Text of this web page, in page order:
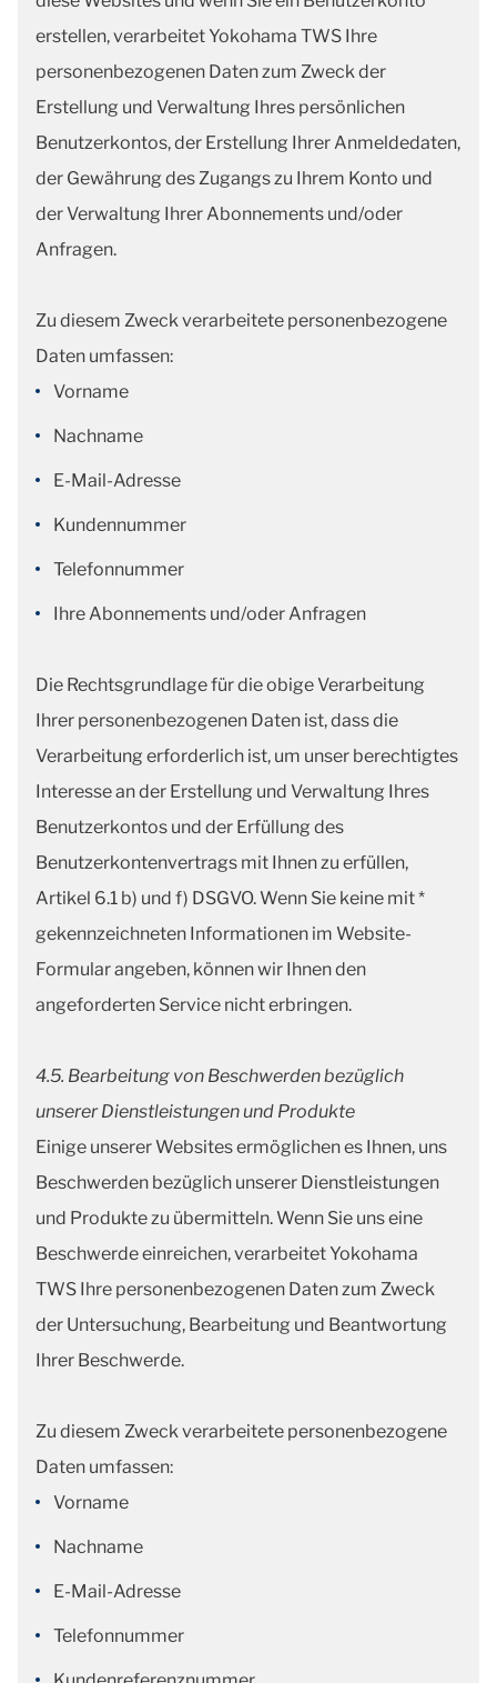
erstellen, verarbeitet Yokohama TWS Ihre
personenbezogenen Daten zum Zweck der
Erstellung und Verwaltung Ihres persönlichen
Benutzerkontos, der Erstellung Ihrer Anmeldedaten,
der Gewährung des Zugangs zu Ihrem Konto und
der Verwaltung Ihrer Abonnements und/oder
Anfragen.
Zu diesem Zweck verarbeitete personenbezogene
Daten umfassen:
Vorname
Nachname
E-Mail-Adresse
Kundennummer
Telefonnummer
Ihre Abonnements und/oder Anfragen
Die Rechtsgrundlage für die obige Verarbeitung
Ihrer personenbezogenen Daten ist, dass die
Verarbeitung erforderlich ist, um unser berechtigtes
Interesse an der Erstellung und Verwaltung Ihres
Benutzerkontos und der Erfüllung des
Benutzerkontenvertrags mit Ihnen zu erfüllen,
Artikel 6.1 b) und f) DSGVO. Wenn Sie keine mit *
gekennzeichneten Informationen im Website-
Formular angeben, können wir Ihnen den
angeforderten Service nicht erbringen.
4.5. Bearbeitung von Beschwerden bezüglich
unserer Dienstleistungen und Produkte
Einige unserer Websites ermöglichen es Ihnen, uns
Beschwerden bezüglich unserer Dienstleistungen
und Produkte zu übermitteln. Wenn Sie uns eine
Beschwerde einreichen, verarbeitet Yokohama
TWS Ihre personenbezogenen Daten zum Zweck
der Untersuchung, Bearbeitung und Beantwortung
Ihrer Beschwerde.
Zu diesem Zweck verarbeitete personenbezogene
Daten umfassen:
Vorname
Nachname
E-Mail-Adresse
Telefonnummer